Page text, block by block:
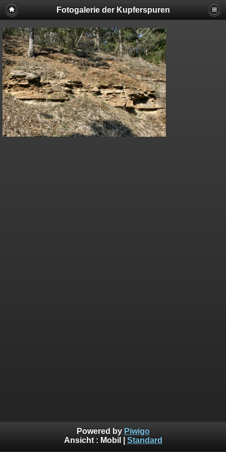
Fotogalerie der Kupferspuren
Powered by Piwigo
Ansicht : Mobil Standard